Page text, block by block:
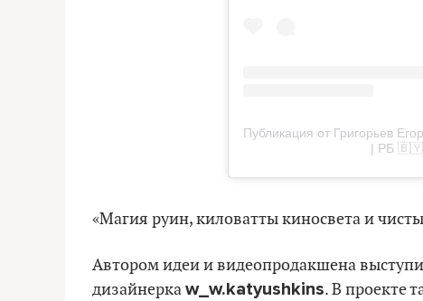
Публикация от Григорьев
| РБ 🇧🇾
«Магия руин, киловатты киносвета и
Автором идеи и видеопродакшена
дизайнеркаw_w.katyushkins. В проекте